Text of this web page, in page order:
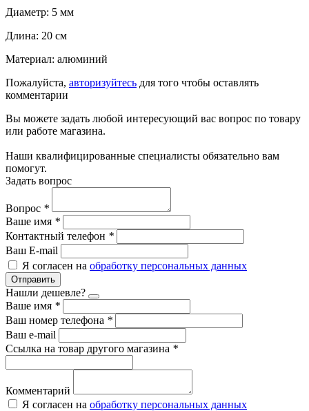
Диаметр: 5 мм
Длина: 20 см
Материал: алюминий
Пожалуйста, авторизуйтесь для того чтобы оставлять
комментарии
Вы можете задать любой интересующий вас вопрос по товару
или работе магазина.
Наши квалифицированные специалисты обязательно вам
помогут.
Задать вопрос
Вопрос *
Ваше имя *
Контактный телефон *
Ваш E-mail
Я согласен на обработку персональных данных
Отправить
Нашли дешевле?
Ваше имя *
Ваш номер телефона *
Ваш e-mail
Ссылка на товар другого магазина *
Комментарий
Я согласен на обработку персональных данных